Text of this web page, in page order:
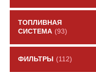
ТОПЛИВНАЯ
СИСТЕМА (93)
ФИЛЬТРЫ (112)